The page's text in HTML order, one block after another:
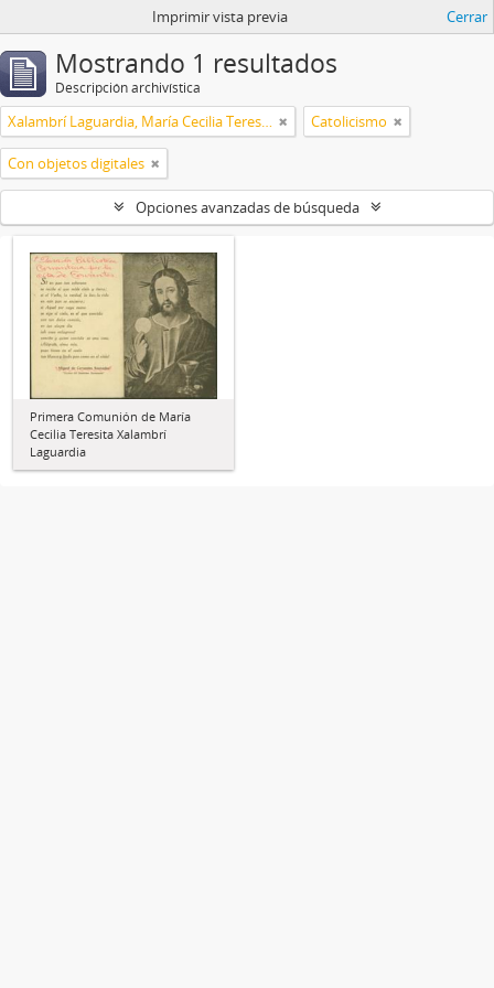
Imprimir vista previa Cerrar
Mostrando 1 resultados
Descripción archivística
Xalambrí Laguardia, María Cecilia Teresita Catolicismo
Con objetos digitales
Opciones avanzadas de búsqueda
Primera Comunión de María
Cecilia Teresita Xalambrí
Laguardia